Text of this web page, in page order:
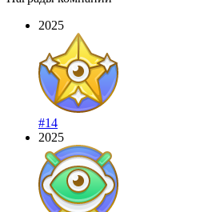
2025
#14
2025